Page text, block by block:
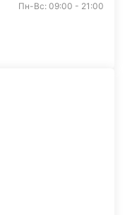
Пн-Вс: 09:00 - 21:00